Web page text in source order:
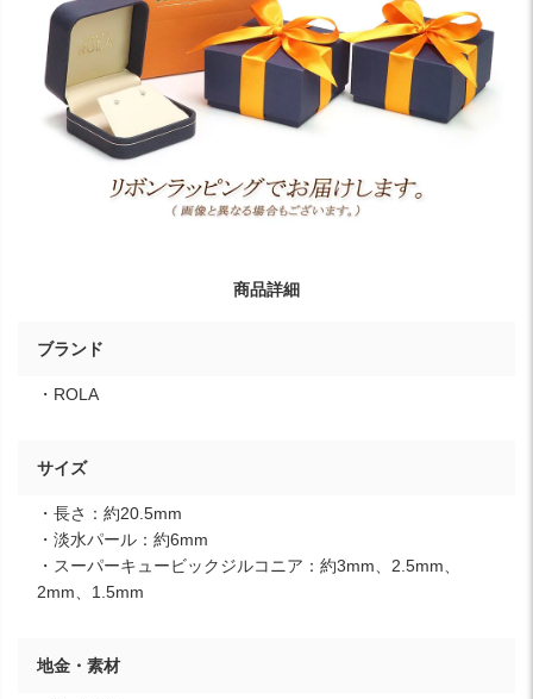
商品詳細
ブランド
・ROLA
サイズ
・長さ：約20.5mm
・淡水パール：約6mm
・スーパーキュービックジルコニア：約3mm、2.5mm、
2mm、1.5mm
地金・素材